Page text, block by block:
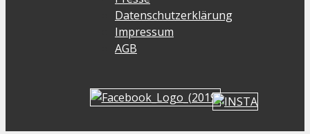
Datenschutzerklärung
Impressum
AGB